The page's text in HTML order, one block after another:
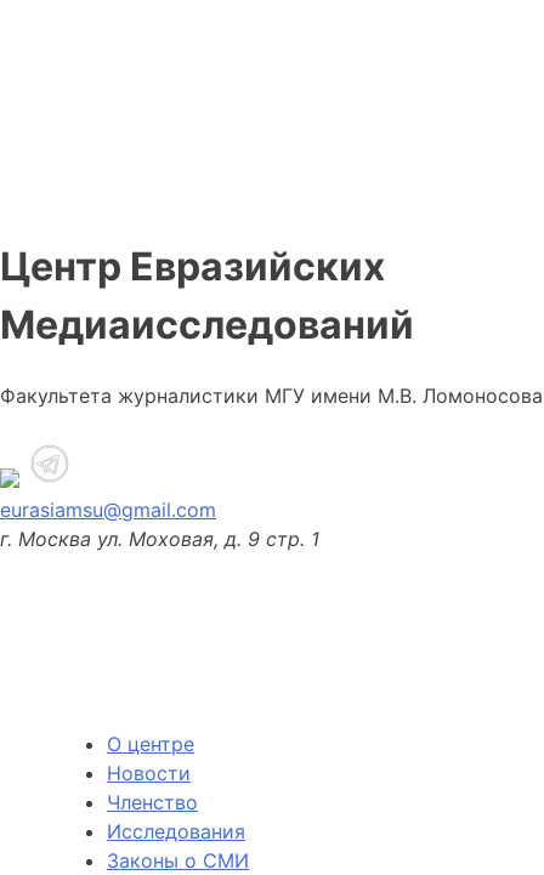
Центр Евразийских
Медиаисследований
Факультета журналистики МГУ имени М.В. Ломоносова
eurasiamsu@gmail.com
г. Москва ул. Моховая, д. 9 стр. 1
О центре
Новости
Членство
Исследования
Законы о СМИ